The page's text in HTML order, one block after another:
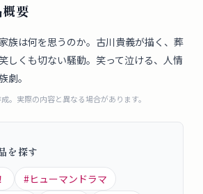
要
族は何を思うのか。古川貴義が描く、葬
しくも切ない騒動。笑って泣ける、人情
劇。
。実際の内容と異なる場合があります。
を探す
#ヒューマンドラマ